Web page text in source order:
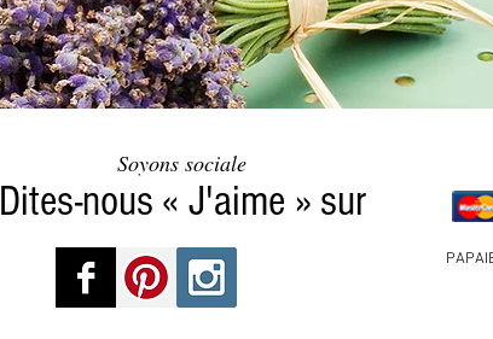
Soyons sociale
Dites-nous « J'aime » sur